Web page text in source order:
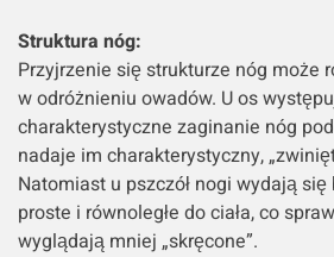
Struktura nóg:
Przyjrzenie się strukturze nóg może
w odróżnieniu owadów. U os
charakterystyczne zaginanie nóg
nadaje im charakterystyczny,
Natomiast u pszczół nogi wydają
proste i równoległe do ciała, co
wyglądają mniej „skręcone”.